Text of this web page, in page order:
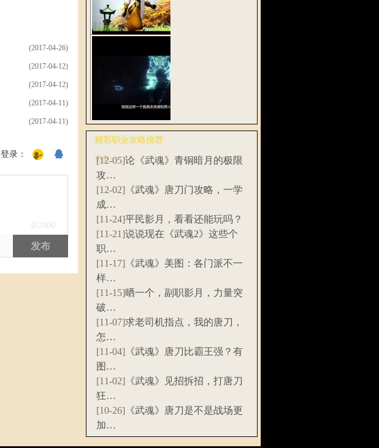
(2017-04-26)
(2017-04-12)
(2017-04-12)
(2017-04-11)
(2017-04-11)
登录：
0 /2000
发布
《武魂2》多段式
轻功 战斗在…
网易将发布首款
全息动作网游…
精彩职业攻略推荐
更多>>
[12-05]论《武魂》青铜暗月的极限
攻…
[12-02] 《武魂》唐刀门攻略，一学
成…
[11-24]平民影月，看看还能玩吗？
[11-21]说说现在《武魂2》这些个
职…
[11-17] 《武魂》美图：各门派不一
样…
[11-15]晒一个，副职影月，力量突
破…
[11-07]求老司机指点，我的唐刀，
怎…
[11-04] 《武魂》唐刀比霸王强？有
图…
[11-02] 《武魂》见招拆招，打唐刀
狂…
[10-26] 《武魂》唐刀是不是战场更
加…